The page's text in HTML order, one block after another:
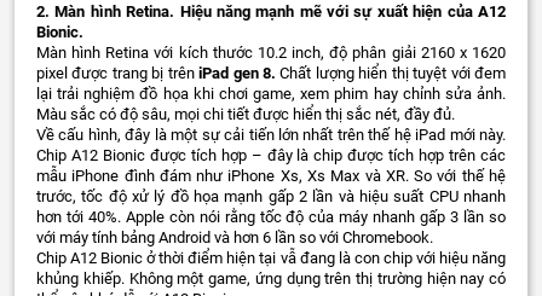
2. Màn hình Retina. Hiệu năng mạnh mẽ với sự xuất hiện của A12
Bionic.
Màn hình Retina với kích thước 10.2 inch, độ phân giải 2160 x 1620
pixel được trang bị trêniPad gen 8.Chất lượng hiển thị tuyệt với đem
lại trải nghiệm đồ họa khi chơi game, xem phim hay chỉnh sửa ảnh.
Màu sắc có độ sâu, mọi chi tiết được hiển thị sắc nét, đầy đủ.
Về cấu hình, đây là một sự cải tiến lớn nhất trên thế hệ iPad mới này.
Chip A12 Bionic được tích hợp – đây là chip được tích hợp trên các
mẫu iPhone đình đám như iPhone Xs, Xs Max và XR. So với thế hệ
trước, tốc độ xử lý đồ họa mạnh gấp 2 lần và hiệu suất CPU nhanh
hơn tới 40%. Apple còn nói rằng tốc độ của máy nhanh gấp 3 lần so
với máy tính bảng Android và hơn 6 lần so với Chromebook.
Chip A12 Bionic ở thời điểm hiện tại vẫ đang là con chip với hiệu năng
khủng khiếp. Không một game, ứng dụng trên thị trường hiện nay có